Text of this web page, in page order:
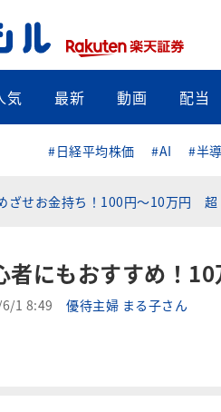
プ
気 最新 動画 配当
#日経平均株価 #AI #半
ざせお金持ち！100円～10万円 超
者にもおすすめ！
1 8:49 優待主婦 まる子さん